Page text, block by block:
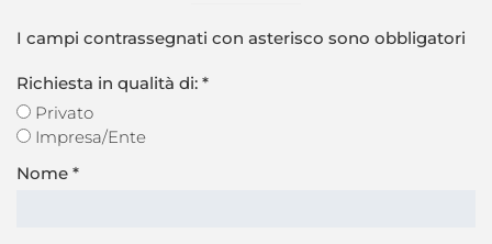
I campi contrassegnati con asterisco sono obbligatori
Richiesta in qualità di: *
Privato
Impresa/Ente
Nome *